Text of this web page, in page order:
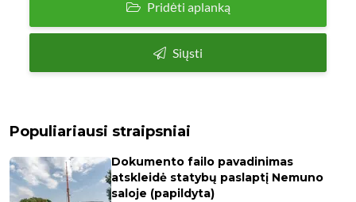
Populiariausi straipsniai
Dokumento failo pavadinimas
atskleidė statybų paslaptį Nemuno
saloje (papildyta)